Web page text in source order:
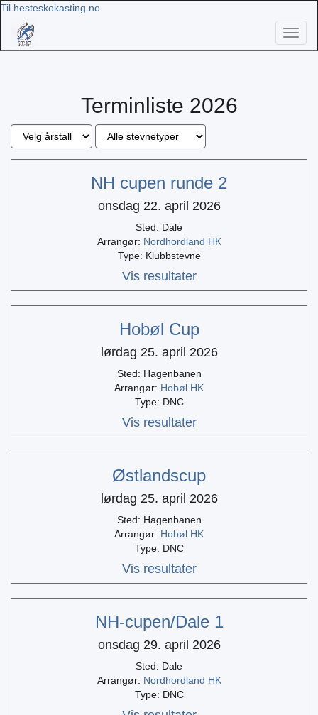
Til hesteskokasting.no
Terminliste 2026
NH cupen runde 2
onsdag 22. april 2026
Sted: Dale
Arrangør: Nordhordland HK
Type: Klubbstevne
Vis resultater
Hobøl Cup
lørdag 25. april 2026
Sted: Hagenbanen
Arrangør: Hobøl HK
Type: DNC
Vis resultater
Østlandscup
lørdag 25. april 2026
Sted: Hagenbanen
Arrangør: Hobøl HK
Type: DNC
Vis resultater
NH-cupen/Dale 1
onsdag 29. april 2026
Sted: Dale
Arrangør: Nordhordland HK
Type: DNC